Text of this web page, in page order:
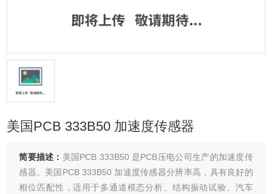
美国PCB 333B50 加速度传感器
简要描述： 美国PCB 333B50 是PCB压电公司生产的加速度传
感器。美国PCB 333B50 加速度传感器分辨率高，具有良好的
相位匹配性，适用于多通道模态分析、结构振动试验、汽车